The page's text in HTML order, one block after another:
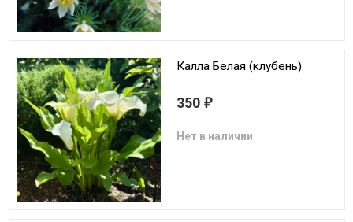
Калла Белая (клубень)
350 ₽
Нет в наличии